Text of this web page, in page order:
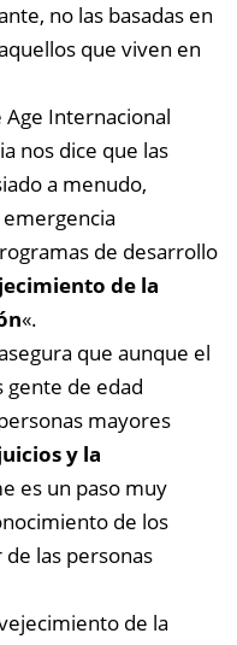
no las basadas en
que viven en
Internacional
nos dice que las
a menudo,
de desarrollo
de la
«.
que aunque el
de edad
mayores
y la
es un paso muy
de los
las personas
de la